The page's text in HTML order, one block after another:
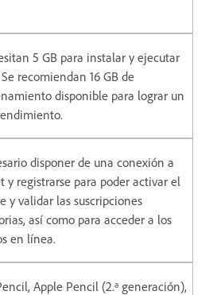
5 GB para instalar y ejecutar
Se recomiendan 16 GB de
disponible para lograr un
disponer de una conexión a
y registrarse para poder activar el
y validar las suscripciones
así como para acceder a los
en línea.
Apple Pencil (2.ª generación),